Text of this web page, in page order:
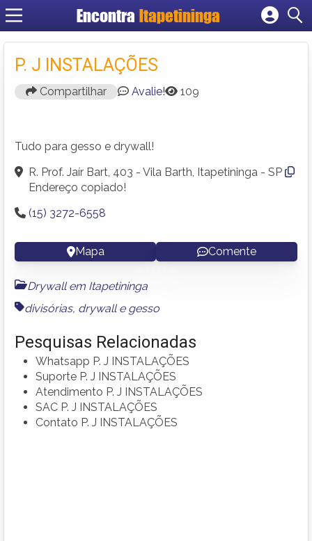
Encontra Itapetininga
Cadastrar empresa
Criar conta
P. J INSTALAÇÕES
Compartilhar Avalie! 109
Tudo para gesso e drywall!
R. Prof. Jaír Bart, 403 - Vila Barth, Itapetininga - SP
Endereço copiado!
(15) 3272-6558
Mapa Comente
Drywall em Itapetininga
divisórias, drywalle gesso
Pesquisas Relacionadas
Whatsapp P. J INSTALAÇÕES
Suporte P. J INSTALAÇÕES
Atendimento P. J INSTALAÇÕES
SAC P. J INSTALAÇÕES
Contato P. J INSTALAÇÕES